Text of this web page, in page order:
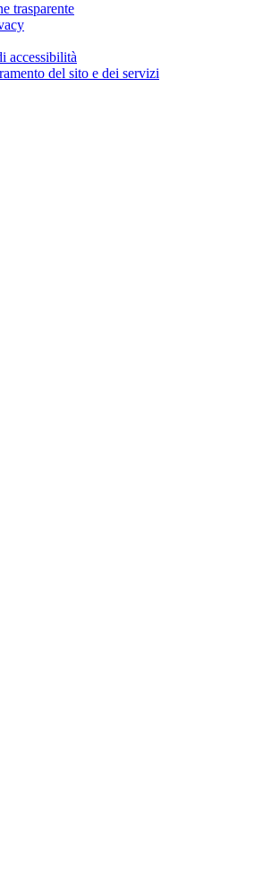
trasparente
accessibilità
del sito e dei servizi